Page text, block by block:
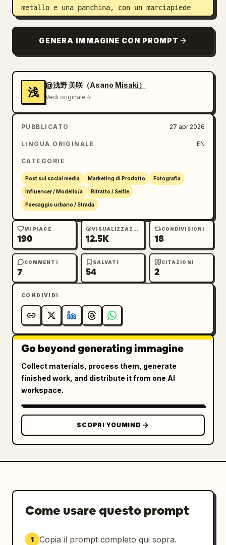
metallo e una panchina, con un marciapiede
soleggiato, ombre degli alberi ed edifici
un'illuminazione naturale di mezzogiorno con
luci nitide e ombre morbide, profondità di
tessuti realistiche, stile fotografico
commerciale pulito, alto dettaglio, effetto
bokeh simile a una reflex digitale.
Sostituisci l'area del volto oscurata con il
volto naturale e completamente visibile di
una donna adulta attraente, mantenendo
blazer bianco con top bianco e gonna scura
castano scuro ,
fermata dell'autobus urbana giapponese
blu con tetto giallo
GENERA IMMAGINE CON PROMPT
浅
@浅野 美咲（Asano Misaki）
Vedi originale
PUBBLICATO 27 apr 2026
LINGUA ORIGINALE EN
CATEGORIE
Post sui social media Marketing di Prodotto Fotografia
Influencer / Modello/a Ritratto / Selfie
Paesaggio urbano / Strada
MI PIACE
190
VISUALIZZAZIONI
12.5K
CONDIVISIONI
18
COMMENTI
7
SALVATI
54
CITAZIONI
2
CONDIVIDI
Go beyond generating immagine
Collect materials, process them, generate
finished work, and distribute it from one AI
workspace.
SCOPRI YOUMIND
Come usare questo prompt
1 Copia il prompt completo qui sopra.